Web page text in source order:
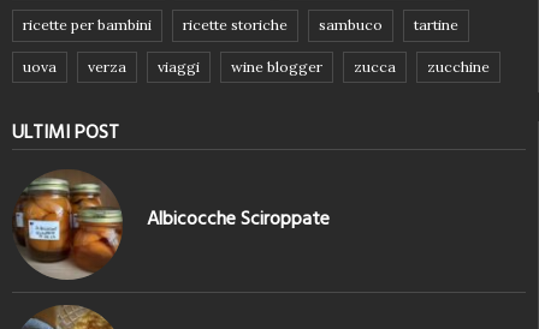
ricette per bambini ricette storiche sambuco tartine
uova verza viaggi wine blogger zucca zucchine
ULTIMI POST
Albicocche Sciroppate